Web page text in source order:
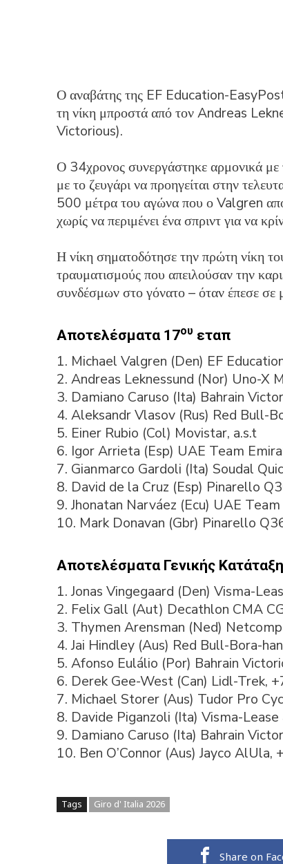
Ο αναβάτης της EF Education-EasyPost
τη νίκη μπροστά από τον Andreas
Victorious).
Ο 34χρονος συνεργάστηκε αρμονικά
με το ζευγάρι να προηγείται στην
500 μέτρα του αγώνα που ο Valgren
χωρίς να περιμένει ένα σπριντ για να
Η νίκη σηματοδότησε την πρώτη νίκη
τραυματισμούς που απειλούσαν την
συνδέσμων στο γόνατο – όταν έπεσε
Αποτελέσματα 17ου εταπ
1. Michael Valgren (Den) EF
2. Andreas Leknessund (Nor) Uno-X
3. Damiano Caruso (Ita) Bahrain
4. Aleksandr Vlasov (Rus) Red Bull-
5. Einer Rubio (Col) Movistar, a.s.t
6. Igor Arrieta (Esp) UAE Team
7. Gianmarco Gardoli (Ita) Soudal
8. David de la Cruz (Esp) Pinarello
9. Jhonatan Narváez (Ecu) UAE
10. Mark Donavan (Gbr) Pinarello
Αποτελέσματα Γενικής
1. Jonas Vingegaard (Den) Visma-
2. Felix Gall (Aut) Decathlon CMA
3. Thymen Arensman (Ned)
4. Jai Hindley (Aus) Red Bull-Bora-
5. Afonso Eulálio (Por) Bahrain
6. Derek Gee-West (Can) Lidl-Trek,
7. Michael Storer (Aus) Tudor Pro
8. Davide Piganzoli (Ita) Visma-Lease
9. Damiano Caruso (Ita) Bahrain
10. Ben O’Connor (Aus) Jayco AlUla,
Tags Giro d' Italia 2026
Share on